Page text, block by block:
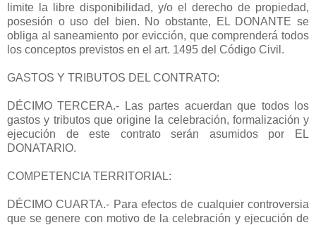
limite la libre disponibilidad, y/o el derecho de propiedad,
posesión o uso del bien. No obstante, EL DONANTE se
obliga al saneamiento por evicción, que comprenderá todos
los conceptos previstos en el art. 1495 del Código Civil.
GASTOS Y TRIBUTOS DEL CONTRATO:
DÉCIMO TERCERA.- Las partes acuerdan que todos los
gastos y tributos que origine la celebración, formalización y
ejecución de este contrato serán asumidos por EL
DONATARIO.
COMPETENCIA TERRITORIAL:
DÉCIMO CUARTA.- Para efectos de cualquier controversia
que se genere con motivo de la celebración y ejecución de